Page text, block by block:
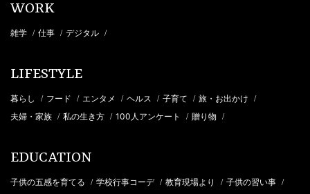
WORK
雑学 / 仕事 / デジタル /
LIFESTYLE
暮らし / フード / エンタメ / ヘルス / 子育て / 旅・お出かけ /
夫婦・家族 / 私の生き方 / 100人アンケート / 贈り物 /
EDUCATION
子供の五感を育てる / 学校行事コーデ / 教育現場より / 子供の習い事 /